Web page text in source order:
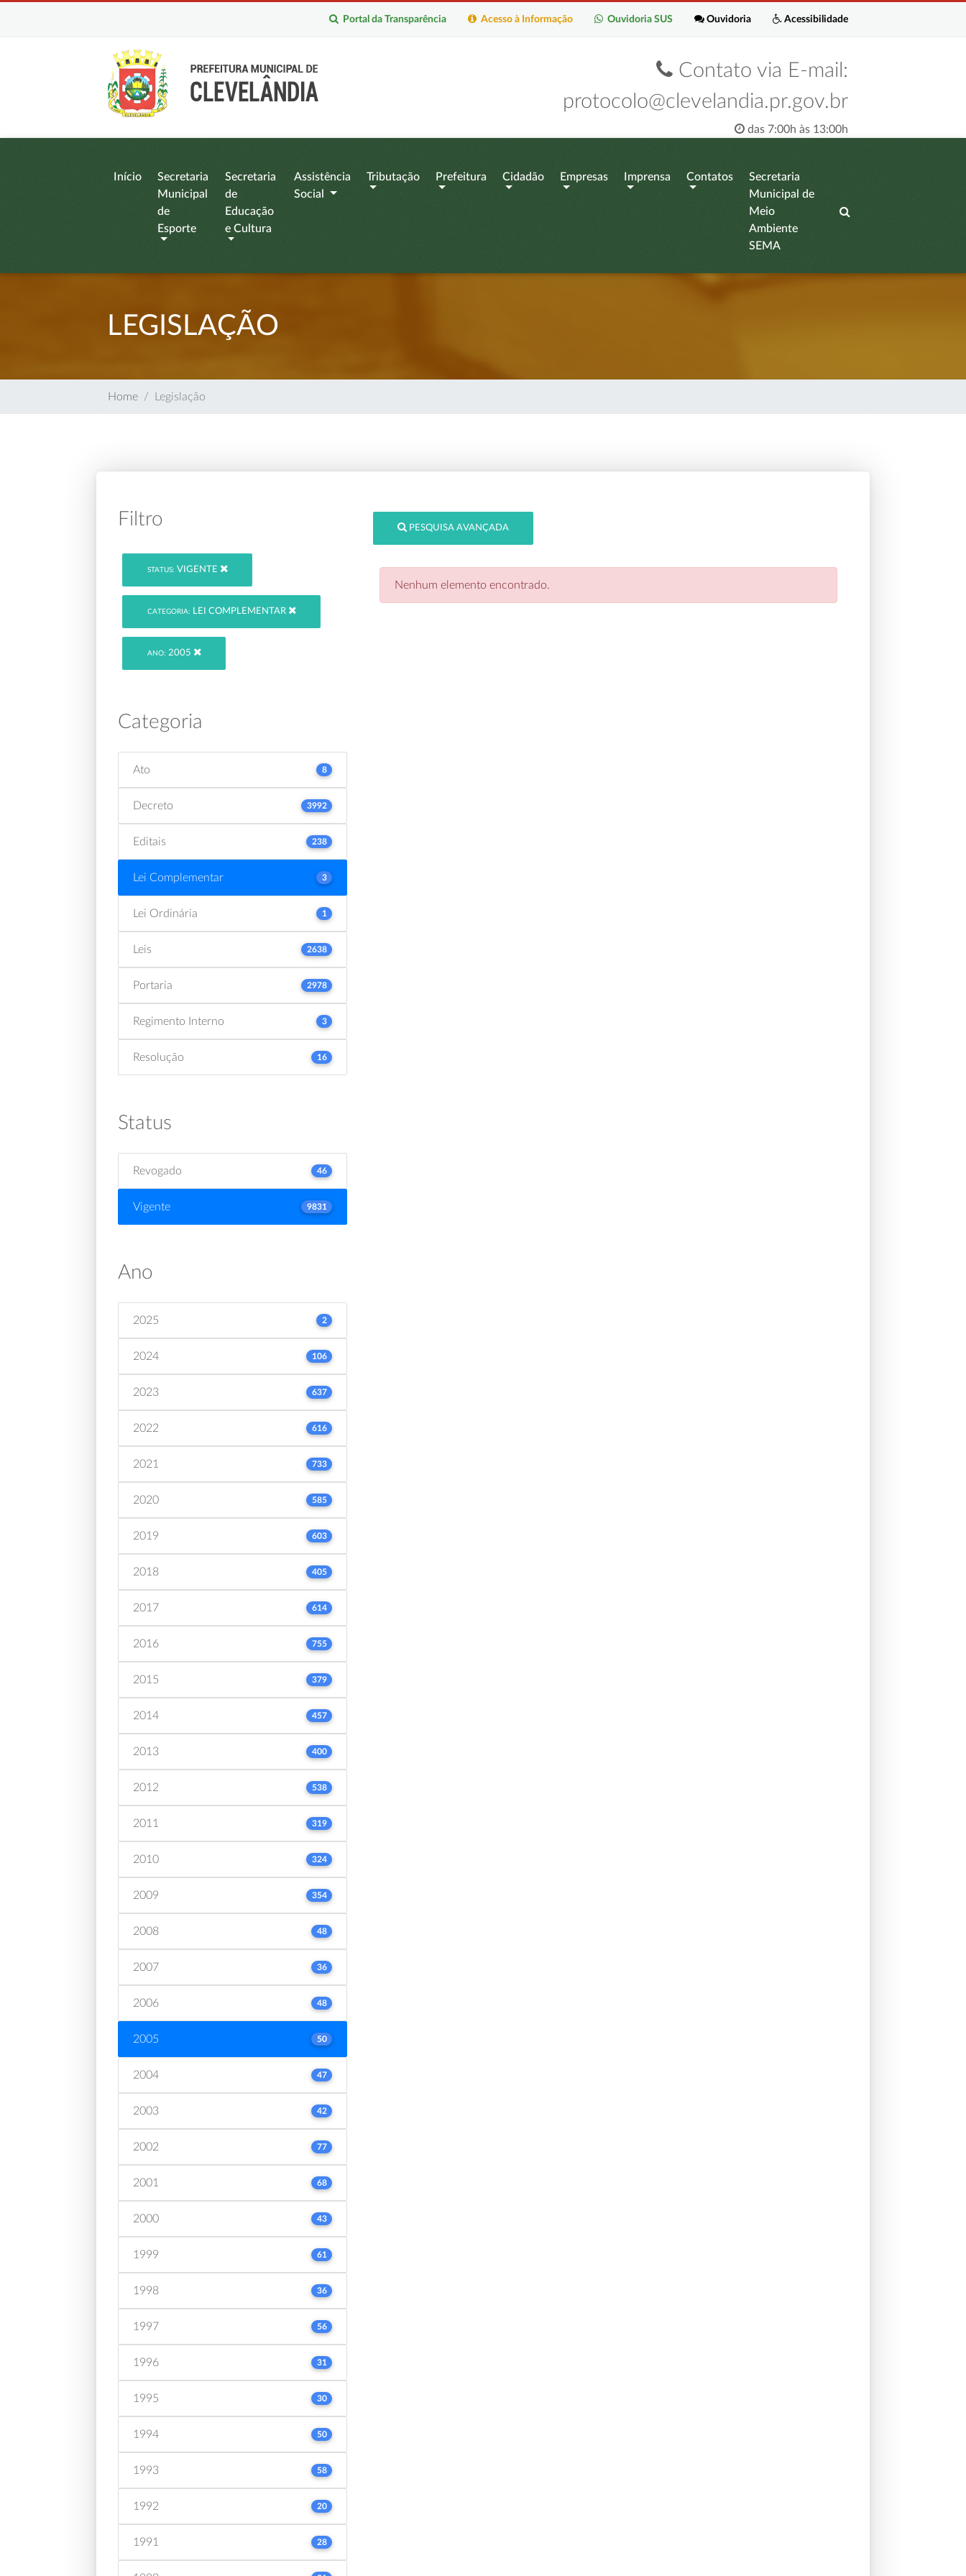
Acessibilidade
Ouvidoria
Ouvidoria SUS
Acesso à Informação
Portal da Transparência
Contato via E-mail:
protocolo@clevelandia.pr.gov.br
das 7:00h às 13:00h
Início
Secretaria
Municipal
de
Esporte
Secretaria
de
Educação
e Cultura
Assistência
Social
Tributação Prefeitura Cidadão Empresas Imprensa Contatos
Secretaria
Municipal de
Meio
Ambiente
SEMA
LEGISLAÇÃO
Home Legislação
Filtro
STATUS: VIGENTE
CATEGORIA: LEI COMPLEMENTAR
ANO: 2005
Categoria
Ato 8
Decreto 3992
Editais 238
Lei Complementar 3
Lei Ordinária 1
Leis 2638
Portaria 2978
Regimento Interno 3
Resolução 16
Status
Revogado 46
Vigente 9831
Ano
2025 2
2024 106
2023 637
2022 616
2021 733
2020 585
2019 603
2018 405
2017 614
2016 755
2015 379
2014 457
2013 400
2012 538
2011 319
2010 324
2009 354
2008 48
2007 36
2006 48
2005 50
2004 47
2003 42
2002 77
2001 68
2000 43
1999 61
1998 36
1997 56
1996 31
1995 30
1994 50
1993 58
1992 20
1991 28
PESQUISA AVANÇADA
Nenhum elemento encontrado.